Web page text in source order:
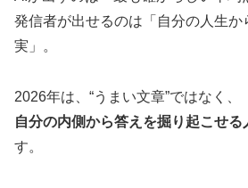
発信者が出せるのは「自分の人生
実」。
2026年は、“うまい文章”ではなく、
自分の内側から答えを掘り起こせる
す。